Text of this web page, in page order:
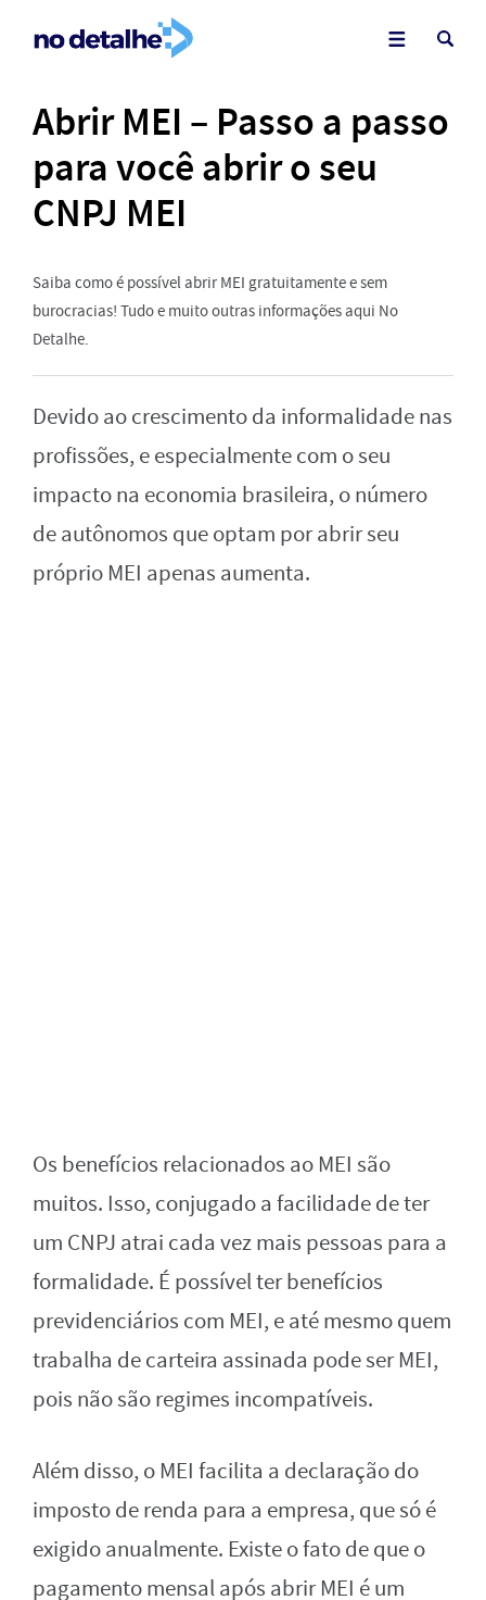
Abrir MEI – Passo a passo
para você abrir o seu
CNPJ MEI
Saiba como é possível abrir MEI gratuitamente e sem
burocracias! Tudo e muito outras informações aqui No
Detalhe.
Devido ao crescimento da informalidade nas
profissões, e especialmente com o seu
impacto na economia brasileira, o número
de autônomos que optam por abrir seu
próprio MEI apenas aumenta.
Os benefícios relacionados ao MEI são
muitos. Isso, conjugado a facilidade de ter
um CNPJ atrai cada vez mais pessoas para a
formalidade. É possível ter benefícios
previdenciários com MEI, e até mesmo quem
trabalha de carteira assinada pode ser MEI,
pois não são regimes incompatíveis.
Além disso, o MEI facilita a declaração do
imposto de renda para a empresa, que só é
exigido anualmente. Existe o fato de que o
pagamento mensal após abrir MEI é um